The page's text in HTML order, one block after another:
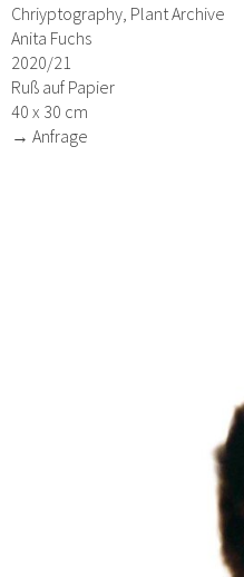
Chriyptography, Plant Archive
Anita Fuchs
2020/21
Ruß auf Papier
40 x 30 cm
→ Anfrage